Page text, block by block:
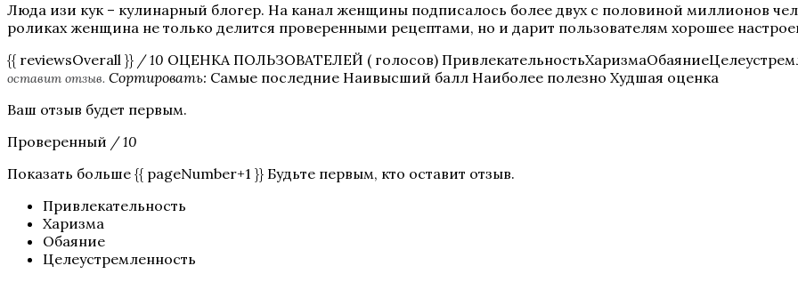
Люда изи кук – кулинарный блогер. На канал женщины подписалось более двух с половиной миллионов
роликах женщина не только делится проверенными рецептами, но и дарит пользователям хорошее
{{ reviewsOverall }} / 10 ОЦЕНКА ПОЛЬЗОВАТЕЛЕЙ ( голосов)
оставит отзыв. Сортировать: Самые последние Наивысший балл Наиболее полезно Худшая оценка
Ваш отзыв будет первым.
Проверенный / 10
Показать больше {{ pageNumber+1 }} Будьте первым, кто оставит отзыв.
Привлекательность
Харизма
Обаяние
Целеустремленность